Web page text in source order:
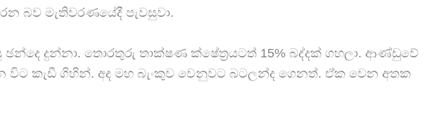
බව මැතිවරණයේදී පැවසුවා.
දුන්නා. තොරතුරු තාක්ෂණ ක්ෂේත්‍රයටත් 15% බද්දක් ගහලා. ආණ්ඩුවේ
කැඩී ගිහින්. අද මහ බැංකුව වෙනුවට බටලන්ද ගෙනත්. ඒක වෙන අතක